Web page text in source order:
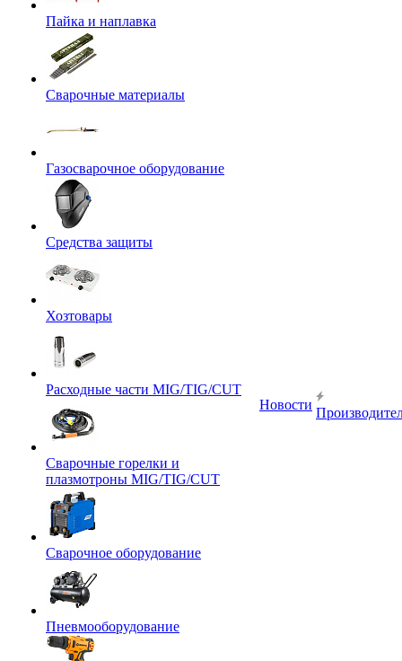
Пайка и наплавка
Сварочные материалы
Газосварочное оборудование
Средства защиты
Хозтовары
Расходные части MIG/TIG/CUT
Сварочные горелки и
плазмотроны MIG/TIG/CUT
Сварочное оборудование
Пневмооборудование
Новости